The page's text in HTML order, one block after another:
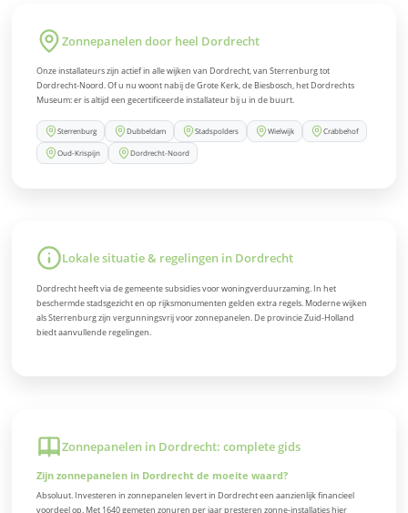
Zonnepanelen door heel Dordrecht
Onze installateurs zijn actief in alle wijken van Dordrecht, van Sterrenburg tot
Dordrecht-Noord.Of u nu woont nabij de Grote Kerk, de Biesbosch, het Dordrechts
Museum: er is altijd een gecertificeerde installateur bij u in de buurt.
Sterrenburg Dubbeldam Stadspolders Wielwijk Crabbehof
Oud-Krispijn Dordrecht-Noord
Lokale situatie & regelingen in Dordrecht
Dordrecht heeft via de gemeente subsidies voor woningverduurzaming. In het
beschermde stadsgezicht en op rijksmonumenten gelden extra regels. Moderne wijken
als Sterrenburg zijn vergunningsvrij voor zonnepanelen. De provincie Zuid-Holland
biedt aanvullende regelingen.
Zonnepanelen in Dordrecht: complete gids
Zijn zonnepanelen in Dordrecht de moeite waard?
Absoluut. Investeren in zonnepanelen levert in Dordrecht een aanzienlijk financieel
voordeel op. Met 1640 gemeten zonuren per jaar presteren zonne-installaties hier